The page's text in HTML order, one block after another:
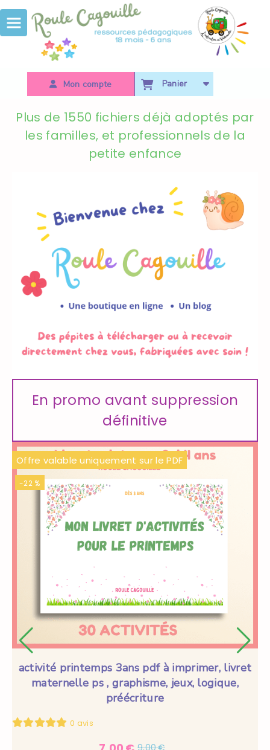
Mon compte Panier
Plus de 1550 fichiers déjà adoptés par
les familles, et professionnels de la
petite enfance
En promo avant suppression
définitive
Offre valable uniquement sur le PDF
-22 %
activité printemps 3ans pdf à imprimer, livret
maternelle ps , graphisme, jeux, logique,
préécriture
0 avis
Panneau de gestion des cookies